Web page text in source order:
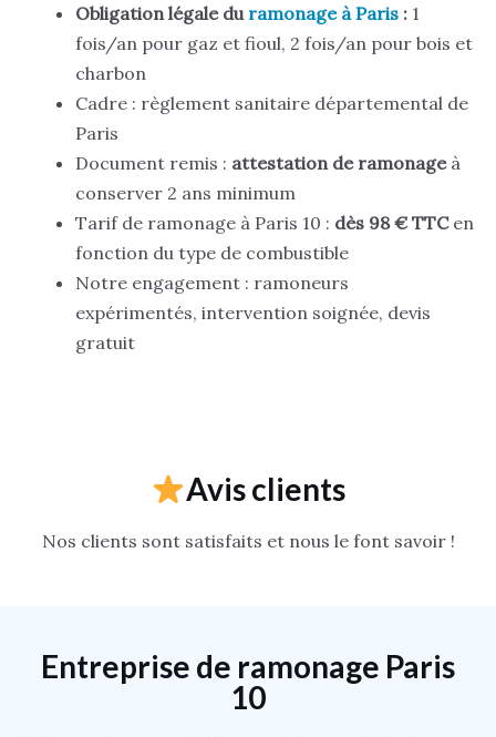
Obligation légale du ramonage à Paris : 1
fois/an pour gaz et fioul, 2 fois/an pour bois et
charbon
Cadre : règlement sanitaire départemental de
Paris
Document remis : attestation de ramonageà
conserver 2 ans minimum
Tarif de ramonage à Paris 10 : dès 98 € TTCen
fonction du type de combustible
Notre engagement : ramoneurs
expérimentés, intervention soignée, devis
gratuit
Avis clients
Nos clients sont satisfaits et nous le font savoir !
Entreprise de ramonage Paris
10